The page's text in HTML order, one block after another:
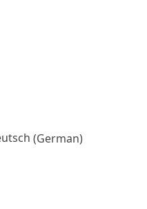
(German)